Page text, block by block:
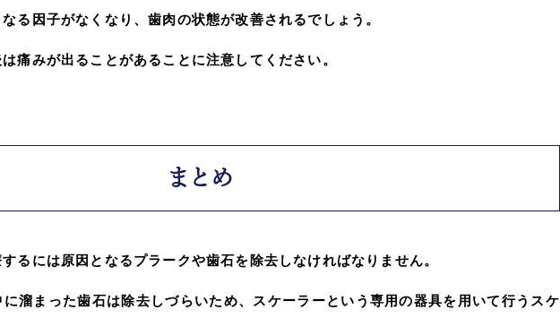
る因子がなくなり、歯肉の状態が改善されるでしょう。
痛みが出ることがあることに注意してください。
まとめ
るには原因となるプラークや歯石を除去しなければなりません。
溜まった歯石は除去しづらいため、スケーラーという専用の器具を用いて行うスケ